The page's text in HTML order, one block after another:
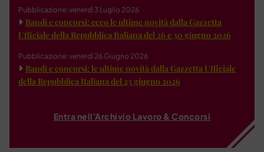
Pubblicazione: venerdì 3 Luglio 2026
Bandi e concorsi: ecco le ultime novità dalla Gazzetta
Ufficiale della Repubblica Italiana del 26 e 30 giugno 2026
Pubblicazione: venerdì 26 Giugno 2026
Bandi e concorsi: le ultime novità dalla Gazzetta Ufficiale
della Repubblica Italiana del 23 giugno 2026
Entra nell'Archivio Lavoro & Concorsi